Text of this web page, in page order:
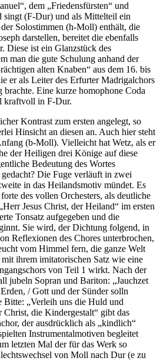
dem „Friedensfürsten“ und
singt (F-Dur) und als Mittelteil ein
Solostimmen (h-Moll) enthält, die
darstellen, bereitet die ebenfalls
Diese ist ein Glanzstück des
man die gute Schulung anhand der
alten Knaben“ aus dem 16. bis
er als Leiter des Erfurter Madrigalchors
Eine kurze homophone Coda
kraftvoll in F-Dur.
Kontrast zum ersten angelegt, so
Hinsicht an diesen an. Auch hier steht
(b-Moll). Vielleicht hat Wetz, als er
der Heiligen drei Könige auf diese
Bedeutung des Wortes
Die Fuge verläuft in zwei
in das Heilandsmotiv mündet. Es
des vollen Orchesters, als deutliche
Jesus Christ, der Heiland“ im ersten
Tonsatz aufgegeben und die
Sie wird, der Dichtung folgend, in
Reflexionen des Chores unterbrochen,
vom Himmel fern, die ganze Welt
ihrem imitatorischen Satz wie eine
von Teil 1 wirkt. Nach der
jubeln Sopran und Bariton: „Jauchzet
/ Gott und der Sünder solln
Bitte: „Verleih uns die Huld und
Christ, die Kindergestalt“ gibt das
der ausdrücklich als „kindlich“
Instrumentalmotiven begleitet
letzten Mal der für das Werk so
von Moll nach Dur (e zu